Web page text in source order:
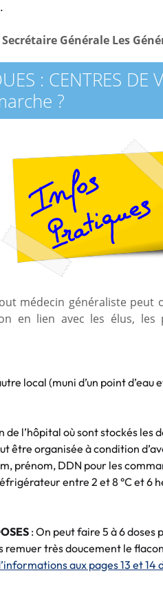
Générale Les
: CENTRES DE
?
tout médecin généraliste
en lien avec les élus, les
local (muni d’un point d’eau
de l’hôpital où sont stockés les
être organisée à condition
prénom, DDN pour les
entre 2 et 8 °C et 6
: On peut faire 5 à 6 doses
remuer très doucement le
aux pages 13 et